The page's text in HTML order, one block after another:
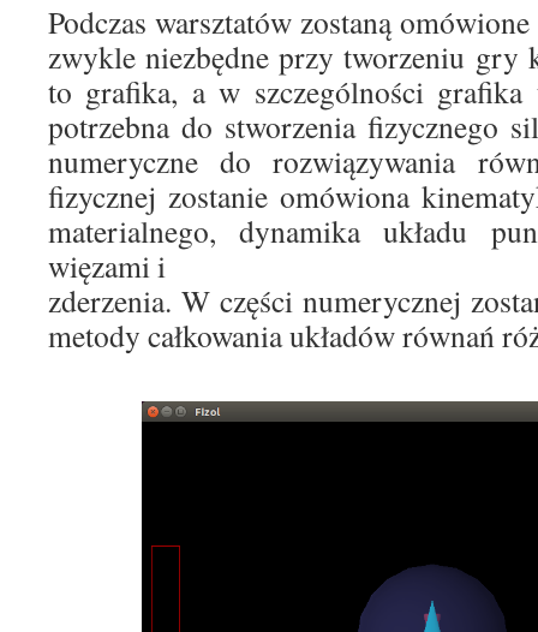
Podczas warsztatów zostaną
zwykle niezbędne przy tworzeniu gry
to grafika, a w szczególności
potrzebna do stworzenia fizycznego
numeryczne do rozwiązywania
fizycznej zostanie omówiona
materialnego, dynamika układu
więzami i
zderzenia. W części numerycznej
metody całkowania układów równań